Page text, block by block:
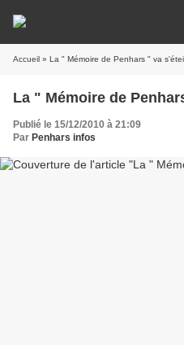
Accueil » La " Mémoire de Penhars " va
La " Mémoire de
Publié le 15/12/2010 à 21:09
Par Penhars infos